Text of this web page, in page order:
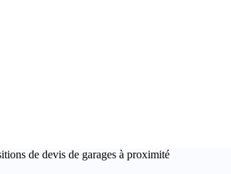
de devis de garages à proximité